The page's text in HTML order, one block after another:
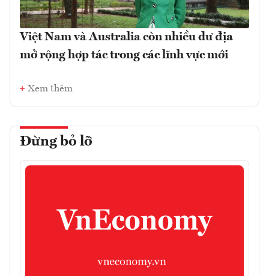
Việt Nam và Australia còn nhiều dư địa
mở rộng hợp tác trong các lĩnh vực mới
Xem thêm
Đừng bỏ lỡ